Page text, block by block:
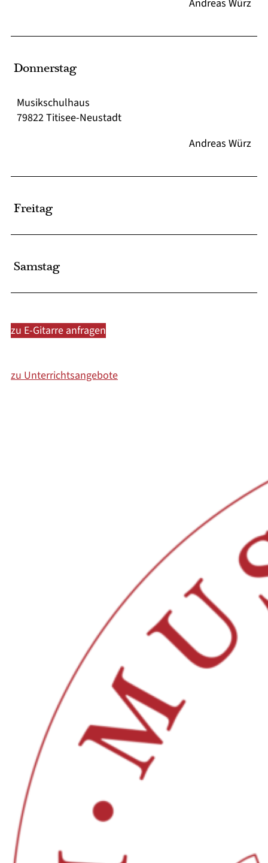
Andreas Würz
Donnerstag
Musikschulhaus
79822 Titisee-Neustadt
Andreas Würz
Freitag
Samstag
zu E-Gitarre anfragen
zu Unterrichtsangebote